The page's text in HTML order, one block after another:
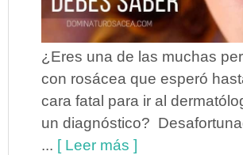
¿Eres una de las muchas
con rosácea que esperó
cara fatal para ir al
un diagnóstico?
... [ Leer más ]